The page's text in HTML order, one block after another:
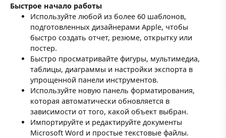
Быстрое начало работы
Используйте любой из более 60 шаблонов,
подготовленных дизайнерами Apple, чтобы
быстро создать отчет, резюме, открытку или
постер.
Быстро просматривайте фигуры, мультимедиа,
таблицы, диаграммы и настройки экспорта в
упрощенной панели инструментов.
Используйте новую панель форматирования,
которая автоматически обновляется в
зависимости от того, какой объект выбран.
Импортируйте и редактируйте документы
Microsoft Word и простые текстовые файлы.